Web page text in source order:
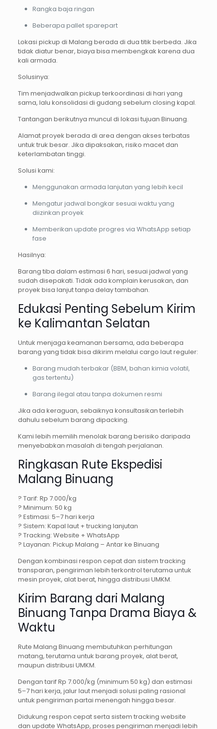
Rangka baja ringan
Beberapa pallet sparepart
Lokasi pickup di Malang berada di dua titik berbeda. Jika
tidak diatur benar, biaya bisa membengkak karena dua
kali armada.
Solusinya:
Tim menjadwalkan pickup terkoordinasi di hari yang
sama, lalu konsolidasi di gudang sebelum closing kapal.
Tantangan berikutnya muncul di lokasi tujuan Binuang.
Alamat proyek berada di area dengan akses terbatas
untuk truk besar. Jika dipaksakan, risiko macet dan
keterlambatan tinggi.
Solusi kami:
Menggunakan armada lanjutan yang lebih kecil
Mengatur jadwal bongkar sesuai waktu yang
diizinkan proyek
Memberikan update progres via WhatsApp setiap
fase
Hasilnya:
Barang tiba dalam estimasi 6 hari, sesuai jadwal yang
sudah disepakati. Tidak ada komplain kerusakan, dan
proyek bisa lanjut tanpa delay tambahan.
Edukasi Penting Sebelum Kirim
ke Kalimantan Selatan
Untuk menjaga keamanan bersama, ada beberapa
barang yang tidak bisa dikirim melalui cargo laut reguler:
Barang mudah terbakar (BBM, bahan kimia volatil,
gas tertentu)
Barang ilegal atau tanpa dokumen resmi
Jika ada keraguan, sebaiknya konsultasikan terlebih
dahulu sebelum barang dipacking.
Kami lebih memilih menolak barang berisiko daripada
menyebabkan masalah di tengah perjalanan.
Ringkasan Rute Ekspedisi
Malang Binuang
? Tarif: Rp 7.000/kg
? Minimum: 50 kg
? Estimasi: 5–7 hari kerja
? Sistem: Kapal laut + trucking lanjutan
? Tracking: Website + WhatsApp
? Layanan: Pickup Malang – Antar ke Binuang
Dengan kombinasi respon cepat dan sistem tracking
transparan, pengiriman lebih terkontrol terutama untuk
mesin proyek, alat berat, hingga distribusi UMKM.
Kirim Barang dari Malang
Binuang Tanpa Drama Biaya &
Waktu
Rute Malang Binuang membutuhkan perhitungan
matang, terutama untuk barang proyek, alat berat,
maupun distribusi UMKM.
Dengan tarif Rp 7.000/kg (minimum 50 kg) dan estimasi
5–7 hari kerja, jalur laut menjadi solusi paling rasional
untuk pengiriman partai menengah hingga besar.
Didukung respon cepat serta sistem tracking website
dan update WhatsApp, proses pengiriman menjadi lebih